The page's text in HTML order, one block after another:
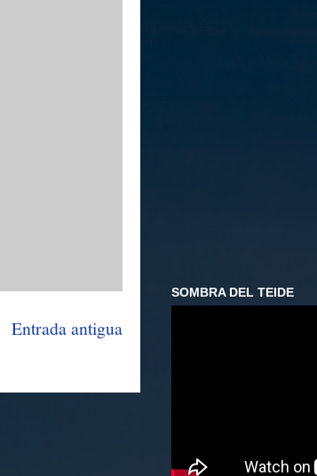
Entrada antigua
SOMBRA DEL TEIDE